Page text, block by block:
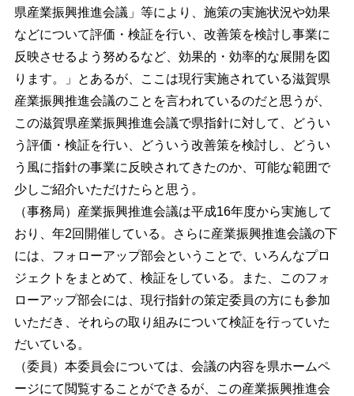
県産業振興推進会議」等により、施策の実施状況や効果
などについて評価・検証を行い、改善策を検討し事業に
反映させるよう努めるなど、効果的・効率的な展開を図
ります。」とあるが、ここは現行実施されている滋賀県
産業振興推進会議のことを言われているのだと思うが、
この滋賀県産業振興推進会議で県指針に対して、どうい
う評価・検証を行い、どういう改善策を検討し、どうい
う風に指針の事業に反映されてきたのか、可能な範囲で
少しご紹介いただけたらと思う。
（事務局）産業振興推進会議は平成16年度から実施して
おり、年2回開催している。さらに産業振興推進会議の下
には、フォローアップ部会ということで、いろんなプロ
ジェクトをまとめて、検証をしている。また、このフォ
ローアップ部会には、現行指針の策定委員の方にも参加
いただき、それらの取り組みについて検証を行っていた
だいている。
（委員）本委員会については、会議の内容を県ホームペ
ージにて閲覧することができるが、この産業振興推進会